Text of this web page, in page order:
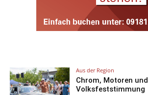
Aus der Region
Chrom, Motoren und
Volksfeststimmung